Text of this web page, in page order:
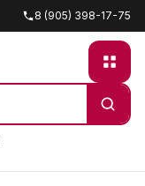
8 (905) 398-17-75